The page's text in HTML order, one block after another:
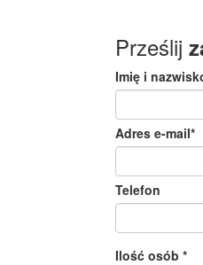
Prześlij
Imię i
Adres e-mail*
Telefon
Ilość osób *